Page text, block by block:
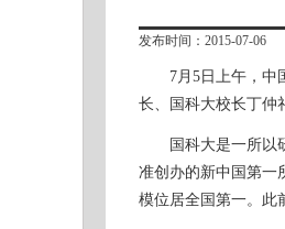
发布时间：2015-07-06
7月5日上午，中国
长、国科大校长丁仲
国科大是一所以研
准创办的新中国第一
模位居全国第一。此